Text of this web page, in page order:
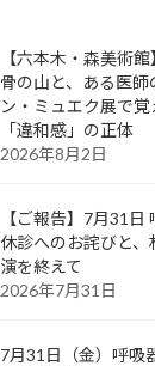
【六本木・森美術
骨の山と、ある医師
ン・ミュエク展で
「違和感」の正体
2026年8月2日
【ご報告】7月31日
休診へのお詫びと、
演を終えて
2026年7月31日
7月31日（金）呼吸